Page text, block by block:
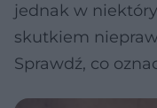
jednak w
skutkiem
Sprawdź, co